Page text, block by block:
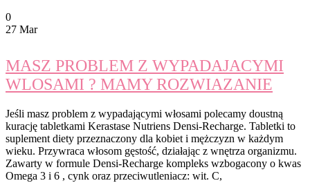
0
27 Mar
MASZ PROBLEM Z WYPADAJACYMI
WLOSAMI ? MAMY ROZWIAZANIE
Jeśli masz problem z wypadającymi włosami polecamy doustną
kurację tabletkami Kerastase Nutriens Densi-Recharge. Tabletki to
suplement diety przeznaczony dla kobiet i mężczyzn w każdym
wieku. Przywraca włosom gęstość, działając z wnętrza organizmu.
Zawarty w formule Densi-Recharge kompleks wzbogacony o kwas
Omega 3 i 6 , cynk oraz przeciwutleniacz: wit. C,